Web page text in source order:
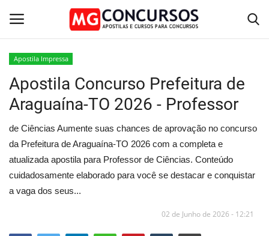
Home
Apostilas PDF
Apostila Impressa
Cursos Online
Apostila Impressa
Apostila Concurso Prefeitura de
Araguaína-TO 2026 - Professor
de Ciências Aumente suas chances de aprovação no concurso
da Prefeitura de Araguaína-TO 2026 com a completa e
atualizada apostila para Professor de Ciências. Conteúdo
cuidadosamente elaborado para você se destacar e conquistar
a vaga dos seus...
02 de Junho de 2026 - 12:21